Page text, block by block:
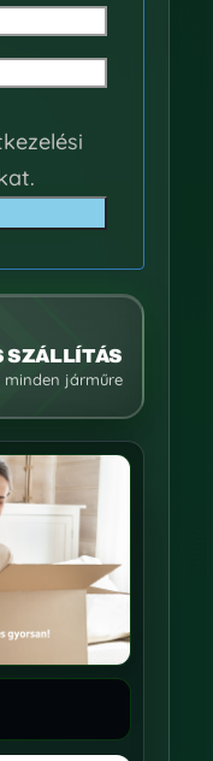
SZÁLLÍTÁS
minden járműre